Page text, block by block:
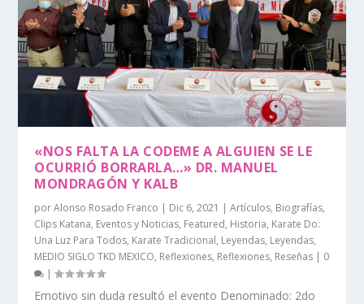
«NOS FALTA LA CODEME A ALGUIEN SE LE
OCURRIÓ BORRARLA…» DR. MANUEL
MONDRAGÓN Y KALB
porAlonso Rosado Franco | Dic 6, 2021 |Artículos, Biografías,
Clips Katana, Eventos y Noticias, Featured, Historia, Karate Do:
Una Luz Para Todos, Karate Tradicional, Leyendas, Leyendas,
MEDIO SIGLO TKD MEXICO, Reflexiones, Reflexiones, Reseñas | 0
|
Emotivo sin duda resultó el evento Denominado: 2do